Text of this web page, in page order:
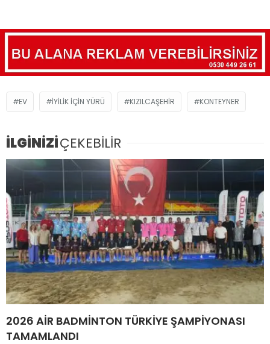
EV İYILIK İÇIN YÜRÜ KIZILCAŞEHIR KONTEYNER
İLGİNİZİÇEKEBİLİR
2026 AİR BADMİNTON TÜRKİYE ŞAMPİYONASI
TAMAMLANDI